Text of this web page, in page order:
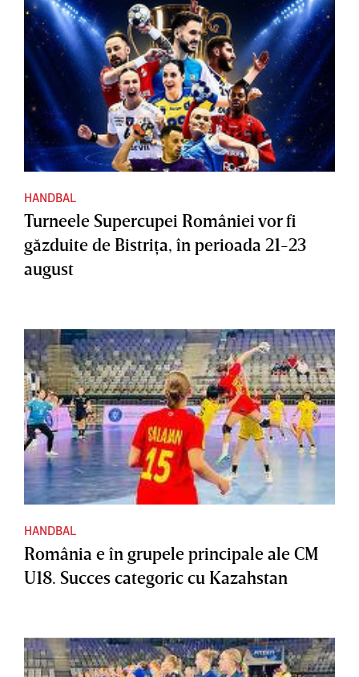
HANDBAL
Turneele Supercupei României vor fi
găzduite de Bistriţa, în perioada 21-23
august
HANDBAL
România e în grupele principale ale CM
U18. Succes categoric cu Kazahstan